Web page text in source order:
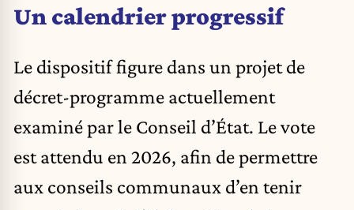
Un calendrier progressif
Le dispositif figure dans un projet de
décret-programme actuellement
examiné par le Conseil d’État. Le vote
est attendu en 2026, afin de permettre
aux conseils communaux d’en tenir